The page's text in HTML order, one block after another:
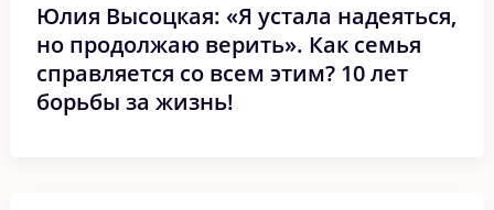
Юлия Высоцкая: «Я устала надеяться,
но продолжаю верить». Как семья
справляется со всем этим? 10 лет
борьбы за жизнь!